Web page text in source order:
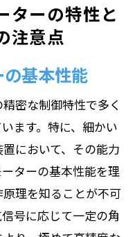
ターの特性と
注意点
基本性能
密な制御特性で多く
ます。特に、細かい
において、その能力
ターの基本性能を理
理を知ることが不可
号に応じて一定の角